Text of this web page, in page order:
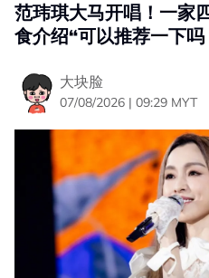
范玮琪大马开唱！一家
食介绍“可以推荐一下吗
大块脸
07/08/2026 | 09:29 MYT